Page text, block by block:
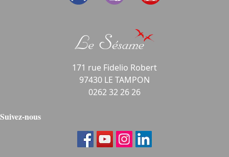
171 rue Fidelio Robert
97430 LE TAMPON
0262 32 26 26
Suivez-nous